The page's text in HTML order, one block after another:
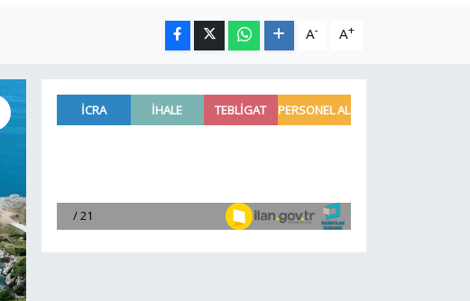
A- A+